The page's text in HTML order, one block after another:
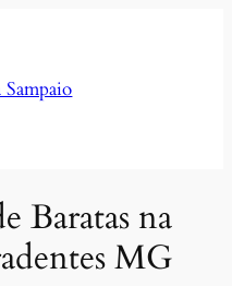
Baratas na
MG